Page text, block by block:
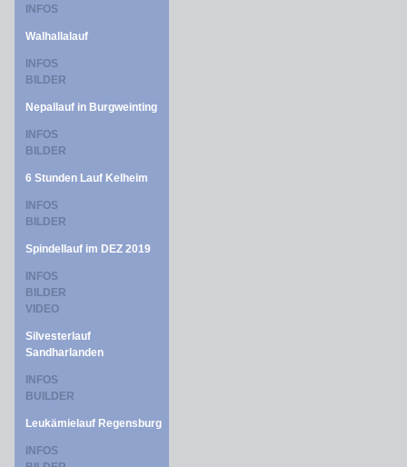
INFOS
Walhallalauf
INFOS
BILDER
Nepallauf in Burgweinting
INFOS
BILDER
6 Stunden Lauf Kelheim
INFOS
BILDER
Spindellauf im DEZ 2019
INFOS
BILDER
VIDEO
Silvesterlauf
Sandharlanden
INFOS
BUILDER
Leukämielauf Regensburg
INFOS